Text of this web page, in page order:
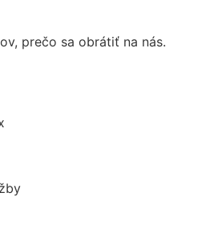
prečo sa obrátiť na nás.